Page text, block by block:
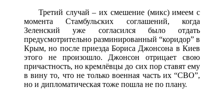
Третий случай – их смешение (микс) имеем с
момента Стамбульских соглашений, когда
Зеленский уже согласился было отдать
предусмотрительно разминированный “коридор” в
Крым, но после приезда Бориса Джонсона в Киев
этого не произошло. Джонсон отрицает свою
причастность, но кремлёвцы до сих пор ставят ему
в вину то, что не только военная часть их “СВО”,
но и дипломатическая тоже пошла не по плану.